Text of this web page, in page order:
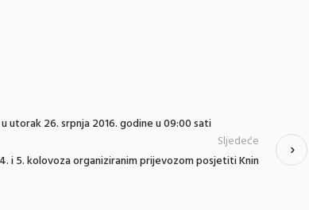
utorak 26. srpnja 2016. godine u 09:00 sati
i 5. kolovoza organiziranim prijevozom posjetiti Knin
Sljedeće